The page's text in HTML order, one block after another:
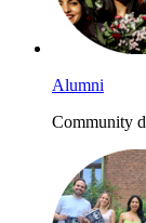
Alumni
Community